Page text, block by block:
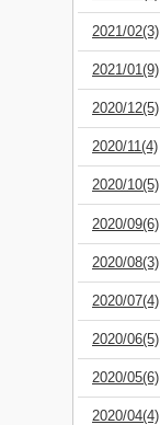
2021/02(3)
2021/01(9)
2020/12(5)
2020/11(4)
2020/10(5)
2020/09(6)
2020/08(3)
2020/07(4)
2020/06(5)
2020/05(6)
2020/04(4)